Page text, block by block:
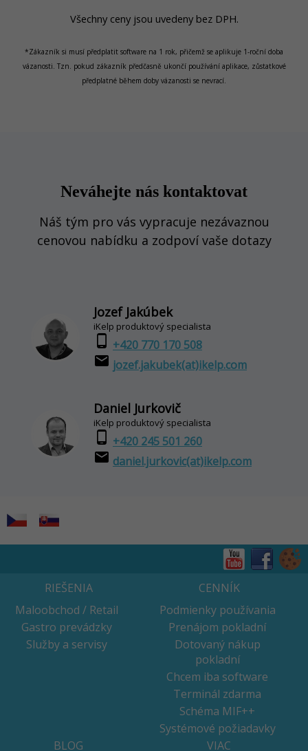
Všechny ceny jsou uvedeny bez DPH.
*Zákazník si musí předplatit software na 1 rok, přičemž se aplikuje 1-roční doba
vázanosti. Tzn. pokud zákazník předčasně ukončí používání aplikace, zůstatkové
předplatné během doby vázanosti se nevrací.
Neváhejte nás kontaktovat
Náš tým pro vás vypracuje nezávaznou
cenovou nabídku a zodpoví vaše dotazy
Jozef Jakúbek
iKelp produktový specialista
phone_android +420 770 170 508
email jozef.jakubek(at)ikelp.com
Daniel Jurkovič
iKelp produktový specialista
phone_android +420 245 501 260
email daniel.jurkovic(at)ikelp.com
RIEŠENIA
Maloobchod / Retail
Gastro prevádzky
Služby a servisy
CENNÍK
Podmienky používania
Prenájom pokladní
Dotovaný nákup
pokladní
Chcem iba software
Terminál zdarma
Schéma MIF++
Systémové požiadavky
BLOG
VIAC